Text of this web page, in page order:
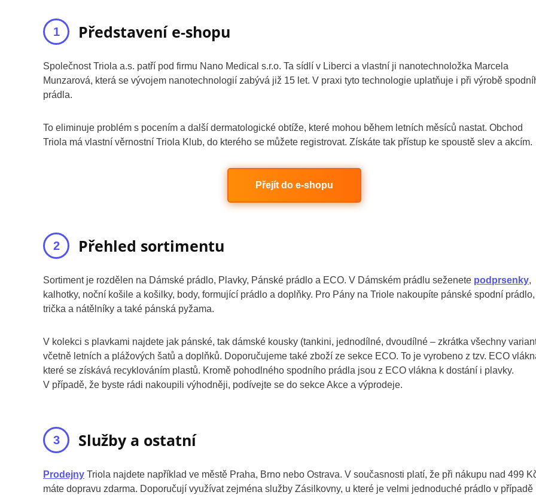
Představení e-shopu
Společnost Triola a.s. patří pod firmu Nano Medical s.r.o. Ta sídlí v Liberci a vlastní ji nanotechnoložka Marcela
Munzarová, která se vývojem nanotechnologií zabývá již 15 let. V praxi tyto technologie uplatňuje i při výrobě
prádla.
To eliminuje problém s pocením a další dermatologické obtíže, které mohou během letních měsíců nastat. Obchod
Triola má vlastní věrnostní Triola Klub, do kterého se můžete registrovat. Získáte tak přístup ke spoustě slev a akcím.
Přejít do e-shopu
Přehled sortimentu
Sortiment je rozdělen na Dámské prádlo, Plavky, Pánské prádlo a ECO. V Dámském prádlu seženete podprsenky,
kalhotky, noční košile a košilky, body, formující prádlo a doplňky. Pro Pány na Triole nakoupíte pánské spodní prádlo,
trička a nátělníky a také pánská pyžama.
V kolekci s plavkami najdete jak pánské, tak dámské kousky (tankini, jednodílné, dvoudílné – zkrátka všechny
včetně letních a plážových šatů a doplňků. Doporučujeme také zboží ze sekce ECO. To je vyrobeno z tzv. ECO
které se získává recyklováním plastů. Kromě pohodlného spodního prádla jsou z ECO vlákna k dostání i plavky.
V případě, že byste rádi nakoupili výhodněji, podívejte se do sekce Akce a výprodeje.
Služby a ostatní
Prodejny Triola najdete například ve městě Praha, Brno nebo Ostrava. V současnosti platí, že při nákupu nad 499
máte dopravu zdarma. Doporučují využívat zejména služby Zásilkovny, u které je velmi jednoduché prádlo v případě